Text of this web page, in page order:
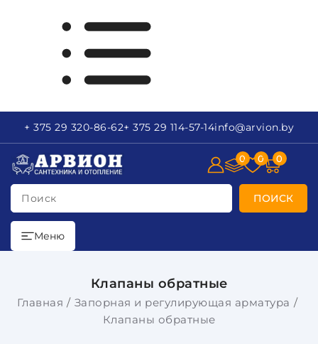
+ 375 29 320-86-62+ 375 29 114-57-14info@arvion.by
Поиск ПОИСК
0 0 0
Меню
Клапаны обратные
Главная
Запорная и регулирующая арматура
Клапаны обратные